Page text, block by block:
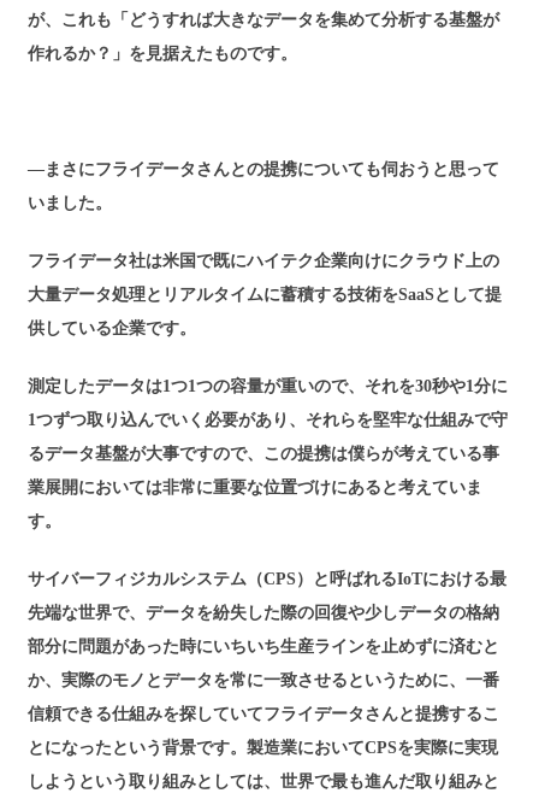
が、これも「どうすれば大きなデータを集めて分析する基盤が
作れるか？」を見据えたものです。
―まさにフライデータさんとの提携についても伺おうと思って
いました。
フライデータ社は米国で既にハイテク企業向けにクラウド上の
大量データ処理とリアルタイムに蓄積する技術をSaaSとして提
供している企業です。
測定したデータは1つ1つの容量が重いので、それを30秒や1分に
1つずつ取り込んでいく必要があり、それらを堅牢な仕組みで守
るデータ基盤が大事ですので、この提携は僕らが考えている事
業展開においては非常に重要な位置づけにあると考えていま
す。
サイバーフィジカルシステム（CPS）と呼ばれるIoTにおける最
先端な世界で、データを紛失した際の回復や少しデータの格納
部分に問題があった時にいちいち生産ラインを止めずに済むと
か、実際のモノとデータを常に一致させるというために、一番
信頼できる仕組みを探していてフライデータさんと提携するこ
とになったという背景です。製造業においてCPSを実際に実現
しようという取り組みとしては、世界で最も進んだ取り組みと